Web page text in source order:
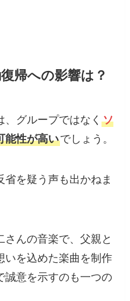
帰への影響は？
、グループではなくソ
能性が高いでしょう。
を疑う声も出かねま
さんの音楽で、父親と
いを込めた楽曲を制作
誠意を示すのも一つの